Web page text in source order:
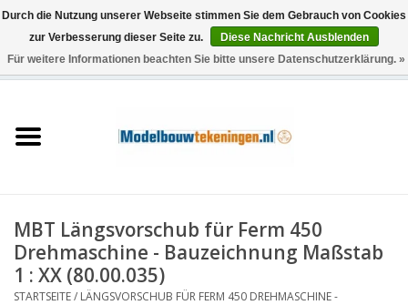
0 Artikel - €0,00
Schiffe
Holzbau
Landschaft
MBT Längsvorschub für Ferm 450
Drehmaschine - Bauzeichnung Maßstab
1 : XX (80.00.035)
STARTSEITE/ LÄNGSVORSCHUB FÜR FERM 450 DREHMASCHINE -
Durch die Nutzung unserer Webseite stimmen Sie dem Gebrauch von Cookies
zur Verbesserung dieser Seite zu.
Diese Nachricht Ausblenden
Für weitere Informationen beachten Sie bitte unsere Datenschutzerklärung. »